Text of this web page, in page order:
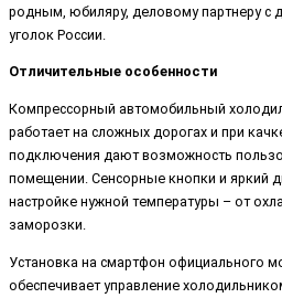
родным, юбиляру, деловому партнеру с
уголок России.
Отличительные особенности
Компрессорный автомобильный
работает на сложных дорогах и при
подключения дают возможность
помещении. Сенсорные кнопки и яркий
настройке нужной температуры – от
заморозки.
Установка на смартфон официального
обеспечивает управление